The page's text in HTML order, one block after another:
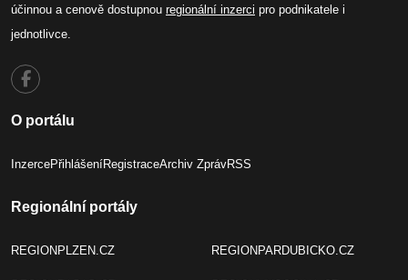
účinnou a cenově dostupnou regionální inzerci pro podnikatele i
jednotlivce.
O portálu
InzercePřihlášeníRegistraceArchiv ZprávRSS
Regionální portály
REGIONPLZEN.CZ REGIONPARDUBICKO.CZ